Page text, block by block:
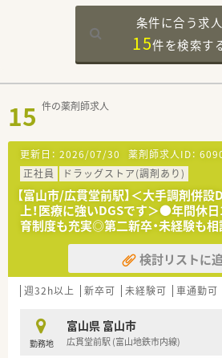
条件に合う求人
15件を検索す
15 件の薬剤師求人
更新日： 2026/07/30 薬剤師求人ID：
正社員
ドラッグストア(調剤あり)
【富山市/広貫堂前駅】＜大手調剤併
上！医療に強いDGSです＞●年間休日
育制度も充実◎第二新卒・未経験も
検討リストに
週32h以上 新卒可 未経験可 車通勤可
勤務地
富山県 富山市
広貫堂前駅 (富山地鉄市内線)